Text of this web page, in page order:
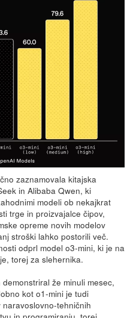
zaznamovala kitajska
in Alibaba Qwen, ki
modeli ob nekajkrat
trge in proizvajalce čipov,
opreme novih modelov
stroški lahko postorili več.
odprl model o3-mini, ki je na
torej za slehernika.
že minuli mesec,
kot o1-mini je tudi
tehničnih